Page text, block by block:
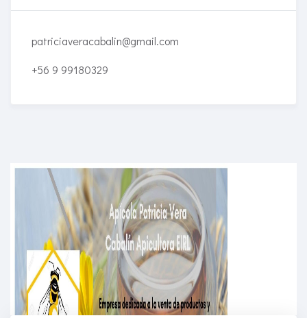
patriciaveracabalin@gmail.com
+56 9 99180329
Get unlimited access to 2,000 of Educati’s top
courses for your team.
Join Now